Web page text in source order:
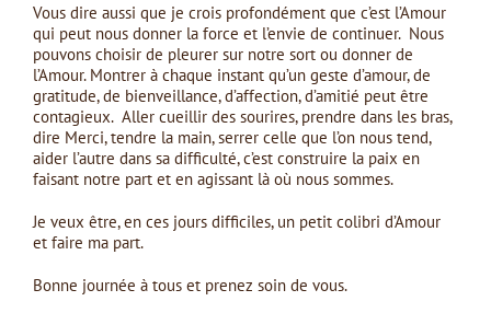
Vous dire aussi que je crois profondément que c’est l’Amour
qui peut nous donner la force et l’envie de continuer. Nous
pouvons choisir de pleurer sur notre sort ou donner de
l’Amour. Montrer à chaque instant qu’un geste d’amour, de
gratitude, de bienveillance, d’affection, d’amitié peut être
contagieux. Aller cueillir des sourires, prendre dans les bras,
dire Merci, tendre la main, serrer celle que l’on nous tend,
aider l’autre dans sa difficulté, c’est construire la paix en
faisant notre part et en agissant là où nous sommes.
Je veux être, en ces jours difficiles, un petit colibri d’Amour
et faire ma part.
Bonne journée à tous et prenez soin de vous.